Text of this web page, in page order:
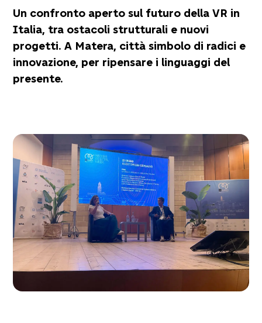
Un confronto aperto sul futuro della VR in
Italia, tra ostacoli strutturali e nuovi
progetti. A Matera, città simbolo di radici e
innovazione, per ripensare i linguaggi del
presente.